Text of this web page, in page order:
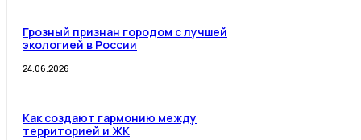
Грозный признан городом с лучшей
экологией в России
24.06.2026
Как создают гармонию между
территорией и ЖК